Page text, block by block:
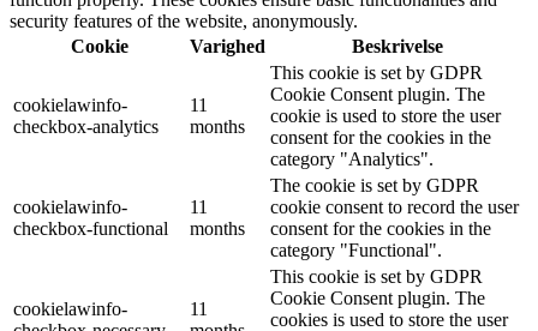
security features of the website, anonymously.
Cookie
Varighed Beskrivelse
cookielawinfo-
checkbox-analytics
11
months
This cookie is set by GDPR
Cookie Consent plugin. The
cookie is used to store the user
consent for the cookies in the
category "Analytics".
cookielawinfo-
checkbox-functional
11
months
The cookie is set by GDPR
cookie consent to record the user
consent for the cookies in the
category "Functional".
cookielawinfo-
11
This cookie is set by GDPR
Cookie Consent plugin. The
cookies is used to store the user